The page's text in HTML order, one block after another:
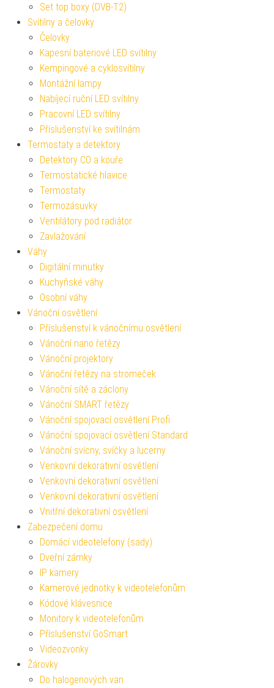
Set top boxy (DVB-T2)
Svítilny a čelovky
Čelovky
Kapesní bateriové LED svítilny
Kempingové a cyklosvítilny
Montážní lampy
Nabíjecí ruční LED svítilny
Pracovní LED svítilny
Příslušenství ke svítilnám
Termostaty a detektory
Detektory CO a kouře
Termostatické hlavice
Termostaty
Termozásuvky
Ventilátory pod radiátor
Zavlažování
Váhy
Digitální minutky
Kuchyňské váhy
Osobní váhy
Vánoční osvětlení
Příslušenství k vánočnímu osvětlení
Vánoční nano řetězy
Vánoční projektory
Vánoční řetězy na stromeček
Vánoční sítě a záclony
Vánoční SMART řetězy
Vánoční spojovací osvětlení Profi
Vánoční spojovací osvětlení Standard
Vánoční svícny, svíčky a lucerny
Venkovní dekorativní osvětlení
Venkovní dekorativní osvětlení
Venkovní dekorativní osvětlení
Vnitřní dekorativní osvětlení
Zabezpečení domu
Domácí videotelefony (sady)
Dveřní zámky
IP kamery
Kamerové jednotky k videotelefonům
Kódové klávesnice
Monitory k videotelefonům
Příslušenství GoSmart
Videozvonky
Žárovky
Do halogenových van